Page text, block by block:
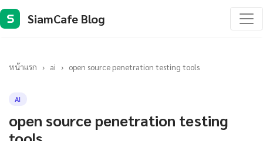
S SiamCafe Blog
หน้าแรก › ai › open source penetration testing tools
AI
open source penetration testing